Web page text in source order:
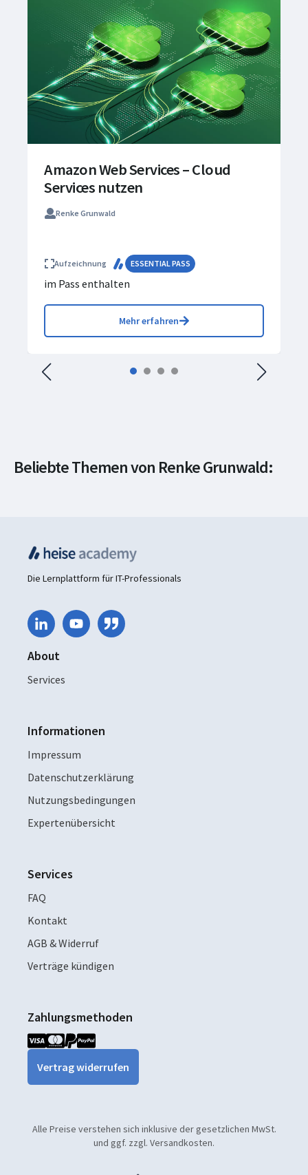
Amazon Web Services – Cloud
Services nutzen
Renke Grunwald
Aufzeichnung ESSENTIAL PASS
im Pass enthalten
Mehr erfahren
Beliebte Themen von Renke Grunwald:
Netzwerke &
Systeme
Cloud-Administration
Die Lernplattform für IT-Professionals
About
Services
Informationen
Impressum
Datenschutzerklärung
Nutzungsbedingungen
Expertenübersicht
Services
FAQ
Kontakt
AGB & Widerruf
Verträge kündigen
Zahlungsmethoden
Vertrag widerrufen
Alle Preise verstehen sich inklusive der gesetzlichen MwSt.
und ggf. zzgl. Versandkosten.